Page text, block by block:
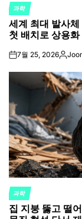
POSTED
IN
과학
세계 최대 발사
첫 배치로 상용화
on7월 25, 2026Posted
POSTED
IN
과학
집 지붕 뚫고 떨